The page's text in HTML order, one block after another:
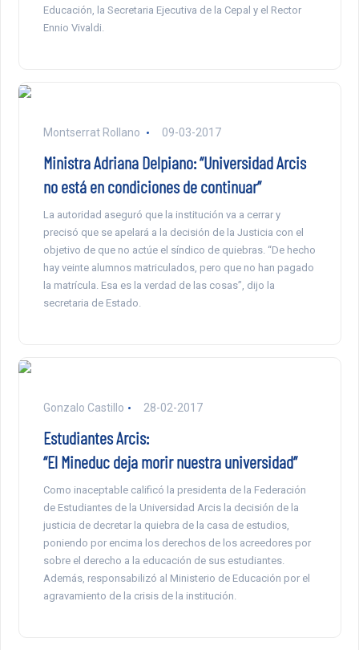
Educación, la Secretaria Ejecutiva de la Cepal y el Rector
Ennio Vivaldi.
Montserrat Rollano 09-03-2017
Ministra Adriana Delpiano: “Universidad Arcis
no está en condiciones de continuar”
La autoridad aseguró que la institución va a cerrar y
precisó que se apelará a la decisión de la Justicia con el
objetivo de que no actúe el síndico de quiebras. “De hecho
hay veinte alumnos matriculados, pero que no han pagado
la matrícula. Esa es la verdad de las cosas”, dijo la
secretaria de Estado.
Gonzalo Castillo 28-02-2017
Estudiantes Arcis:
“El Mineduc deja morir nuestra universidad”
Como inaceptable calificó la presidenta de la Federación
de Estudiantes de la Universidad Arcis la decisión de la
justicia de decretar la quiebra de la casa de estudios,
poniendo por encima los derechos de los acreedores por
sobre el derecho a la educación de sus estudiantes.
Además, responsabilizó al Ministerio de Educación por el
agravamiento de la crisis de la institución.